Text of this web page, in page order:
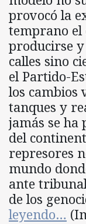
provocó la
temprano el
producirse
calles sino
el Partido-
los cambios
tanques y
jamás se ha
del
represores
mundo
ante
de los
leyendo…